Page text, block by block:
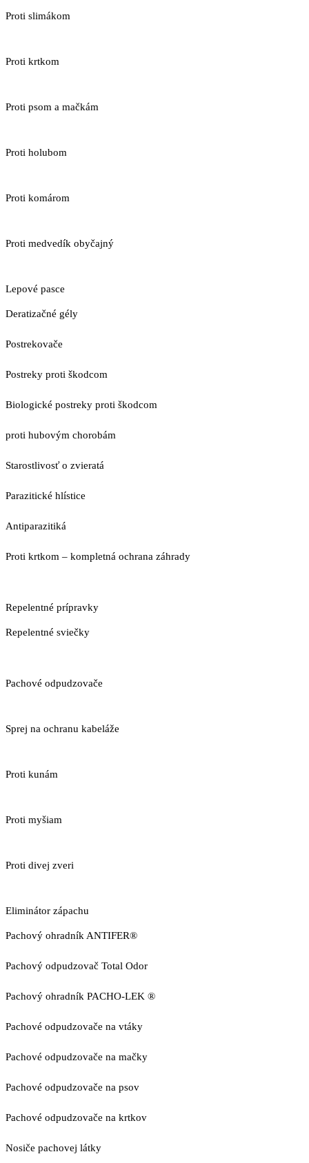
Proti slimákom
Proti krtkom
Proti psom a mačkám
Proti holubom
Proti komárom
Proti medvedík obyčajný
Lepové pasce
Deratizačné gély
Postrekovače
Postreky proti škodcom
Biologické postreky proti škodcom
proti hubovým chorobám
Starostlivosť o zvieratá
Parazitické hlístice
Antiparazitiká
Proti krtkom – kompletná ochrana záhrady
Repelentné prípravky
Repelentné sviečky
Pachové odpudzovače
Sprej na ochranu kabeláže
Proti kunám
Proti myšiam
Proti divej zveri
Eliminátor zápachu
Pachový ohradník ANTIFER®
Pachový odpudzovač Total Odor
Pachový ohradník PACHO-LEK ®
Pachové odpudzovače na vtáky
Pachové odpudzovače na mačky
Pachové odpudzovače na psov
Pachové odpudzovače na krtkov
Nosiče pachovej látky